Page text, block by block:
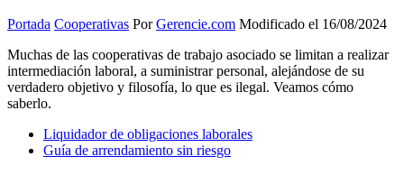
Portada Cooperativas PorGerencie.com Modificado el 16/08/2024
Muchas de las cooperativas de trabajo asociado se limitan a realizar
intermediación laboral, a suministrar personal, alejándose de su
verdadero objetivo y filosofía, lo que es ilegal. Veamos cómo
saberlo.
Liquidador de obligaciones laborales
Guía de arrendamiento sin riesgo